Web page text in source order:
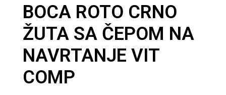
BOCA ROTO CRNO
ŽUTA SA ČEPOM NA
NAVRTANJE VIT
COMP